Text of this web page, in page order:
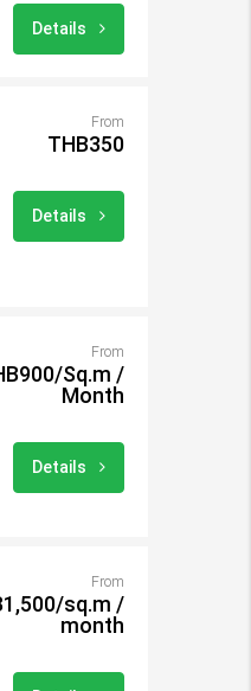
Details
From
THB350
Details
From
Sq.m /
Month
Details
From
sq.m /
month